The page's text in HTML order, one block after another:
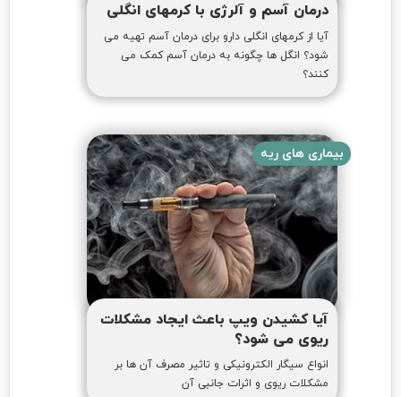
درمان آسم و آلرژی با کرمهای انگلی
آیا از کرمهای انگلی دارو برای درمان آسم تهیه می
شود؟ انگل ها چگونه به درمان آسم کمک می
کنند؟
بیماری های ریه
آیا کشیدن ویپ باعث ایجاد مشکلات
ریوی می شود؟
انواع سیگار الکترونیکی و تاثیر مصرف آن ها بر
مشکلات ریوی و اثرات جانبی آن